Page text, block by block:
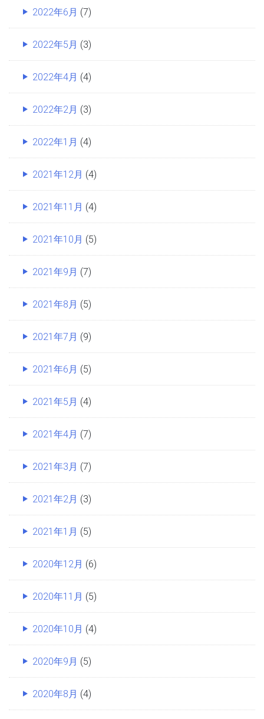
2022年6月 (7)
2022年5月 (3)
2022年4月 (4)
2022年2月 (3)
2022年1月 (4)
2021年12月 (4)
2021年11月 (4)
2021年10月 (5)
2021年9月 (7)
2021年8月 (5)
2021年7月 (9)
2021年6月 (5)
2021年5月 (4)
2021年4月 (7)
2021年3月 (7)
2021年2月 (3)
2021年1月 (5)
2020年12月 (6)
2020年11月 (5)
2020年10月 (4)
2020年9月 (5)
2020年8月 (4)